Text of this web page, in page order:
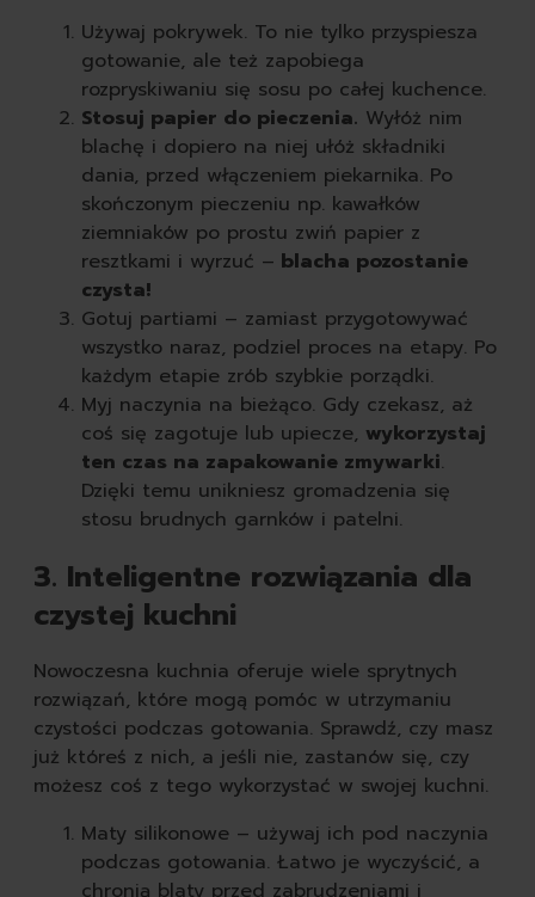
Używaj pokrywek. To nie tylko przyspiesza
gotowanie, ale też zapobiega
rozpryskiwaniu się sosu po całej kuchence.
Stosuj papier do pieczenia. Wyłóż nim
blachę i dopiero na niej ułóż składniki
dania, przed włączeniem piekarnika. Po
skończonym pieczeniu np. kawałków
ziemniaków po prostu zwiń papier z
resztkami i wyrzuć – blacha pozostanie
czysta!
Gotuj partiami – zamiast przygotowywać
wszystko naraz, podziel proces na etapy. Po
każdym etapie zrób szybkie porządki.
Myj naczynia na bieżąco. Gdy czekasz, aż
coś się zagotuje lub upiecze, wykorzystaj
ten czas na zapakowanie zmywarki.
Dzięki temu unikniesz gromadzenia się
stosu brudnych garnków i patelni.
3. Inteligentne rozwiązania dla
czystej kuchni
Nowoczesna kuchnia oferuje wiele sprytnych
rozwiązań, które mogą pomóc w utrzymaniu
czystości podczas gotowania. Sprawdź, czy masz
już któreś z nich, a jeśli nie, zastanów się, czy
możesz coś z tego wykorzystać w swojej kuchni.
Maty silikonowe – używaj ich pod naczynia
podczas gotowania. Łatwo je wyczyścić, a